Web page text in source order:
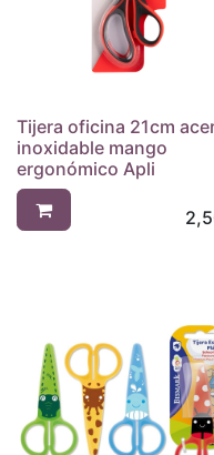
Tijera oficina 21cm
inoxidable mango
ergonómico Apli